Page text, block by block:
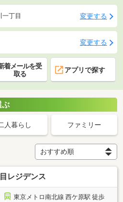
丁目 変更する
変更する
着メールを受
取る
アプリで探す
ぶ
人暮らし ファミリー
レジデンス
東京メトロ南北線 西ケ原駅 徒歩